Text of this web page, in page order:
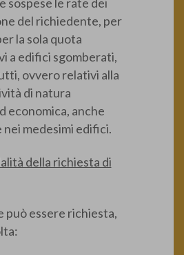
del richiedente, per
la sola quota
a edifici sgomberati,
ovvero relativi alla
di natura
economica, anche
medesimi edifici.
della richiesta di
può essere richiesta,